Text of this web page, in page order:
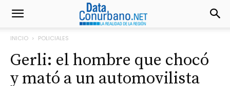
INICIO POLICIALES
Gerli: el hombre que chocó
y mató a un automovilista